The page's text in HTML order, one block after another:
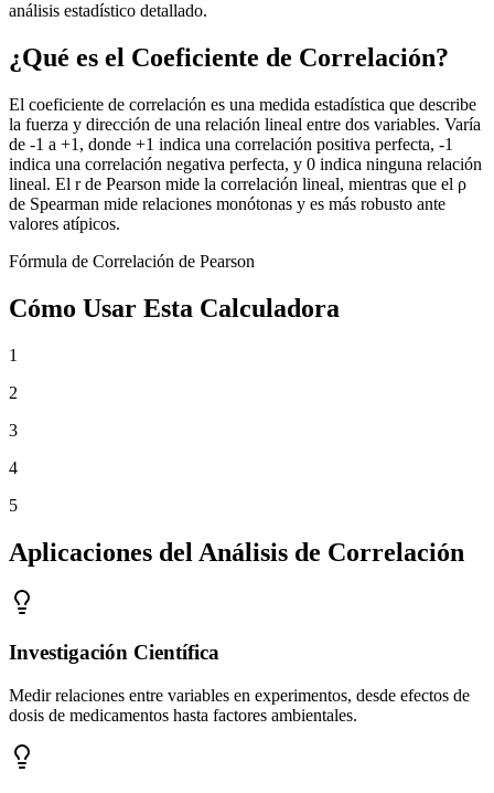
análisis estadístico detallado.
¿Qué es el Coeficiente de Correlación?
El coeficiente de correlación es una medida estadística que describe
la fuerza y dirección de una relación lineal entre dos variables. Varía
de -1 a +1, donde +1 indica una correlación positiva perfecta, -1
indica una correlación negativa perfecta, y 0 indica ninguna relación
lineal. El r de Pearson mide la correlación lineal, mientras que el ρ
de Spearman mide relaciones monótonas y es más robusto ante
valores atípicos.
Fórmula de Correlación de Pearson
Cómo Usar Esta Calculadora
1
2
3
4
5
Aplicaciones del Análisis de Correlación
Investigación Científica
Medir relaciones entre variables en experimentos, desde efectos de
dosis de medicamentos hasta factores ambientales.